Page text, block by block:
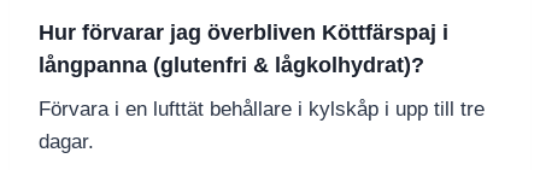
Hur förvarar jag överbliven Köttfärspaj i
långpanna (glutenfri & lågkolhydrat)?
Förvara i en lufttät behållare i kylskåp i upp till tre
dagar.